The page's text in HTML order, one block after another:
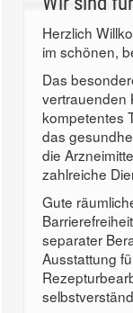
Herzlich
im schönen,
Das
vertrauenden
kompetentes
das
die
zahlreiche
Gute
separater
Ausstattung